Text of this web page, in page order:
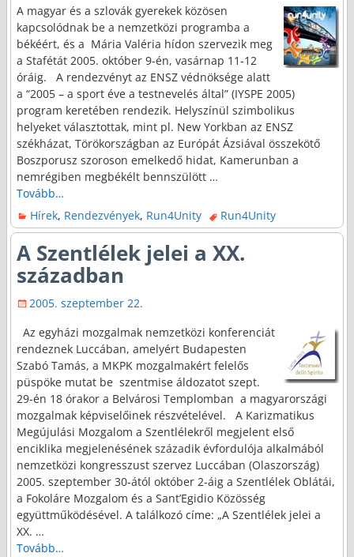
A magyar és a szlovák gyerekek közösen
kapcsolódnak be a nemzetközi programba a
békéért, és a Mária Valéria hídon szervezik meg
a Stafétát 2005. október 9-én, vasárnap 11-12
óráig. A rendezvényt az ENSZ védnöksége alatt
a “2005 – a sport éve a testnevelés által” (IYSPE 2005)
program keretében rendezik. Helyszínül szimbolikus
helyeket választottak, mint pl. New Yorkban az ENSZ
székházat, Törökországban az Európát Ázsiával összekötő
Boszporusz szoroson emelkedő hidat, Kamerunban a
nemrégiben megbékélt bennszülött …
Tovább…
Hírek, Rendezvények, Run4Unity Run4Unity
A Szentlélek jelei a XX.
században
2005. szeptember 22.
Az egyházi mozgalmak nemzetközi konferenciát
rendeznek Luccában, amelyért Budapesten
Szabó Tamás, a MKPK mozgalmakért felelős
püspöke mutat be szentmise áldozatot szept.
29-én 18 órakor a Belvárosi Templomban a magyarországi
mozgalmak képviselőinek részvételével. A Karizmatikus
Megújulási Mozgalom a Szentlélekről megjelent első
enciklika megjelenésének századik évfordulója alkalmából
nemzetközi kongresszust szervez Luccában (Olaszország)
2005. szeptember 30-ától október 2-áig a Szentlélek Oblátái,
a Fokoláre Mozgalom és a Sant’Egidio Közösség
együttműködésével. A találkozó címe: „A Szentlélek jelei a
XX. …
Tovább…